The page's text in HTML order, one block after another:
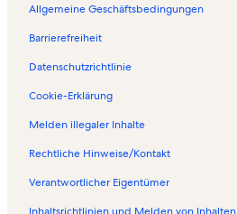
Allgemeine Geschäftsbedingungen
Barrierefreiheit
Datenschutzrichtlinie
Cookie-Erklärung
Melden illegaler Inhalte
Rechtliche Hinweise/Kontakt
Verantwortlicher Eigentümer